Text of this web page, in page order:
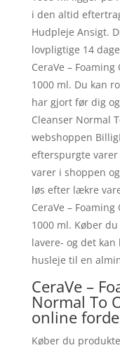
i den altid
Hudpleje Ansigt.
lovpligtige 14
CeraVe –
1000 ml. Du kan
har gjort før dig
Cleanser Normal
webshoppen
efterspurgte
varer i shoppen
løs efter lækre
CeraVe –
1000 ml. Køber
lavere- og det
husleje til en
CeraVe –
Normal To
online
Køber du